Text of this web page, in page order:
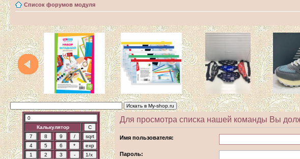
Список форумов модуля
Калькулятор
Для просмотра списка нашей команды Вы
Имя пользователя:
Пароль: